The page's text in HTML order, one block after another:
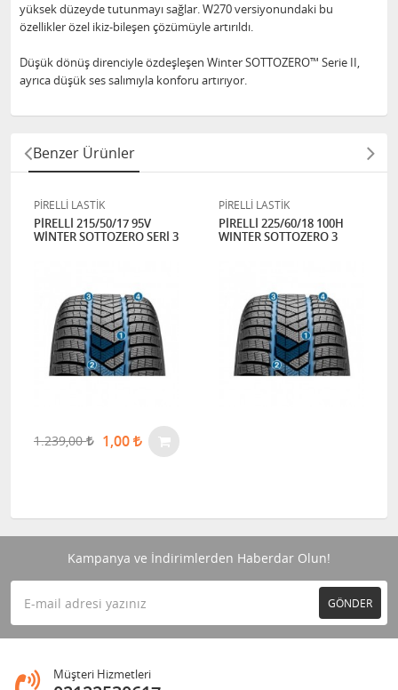
yüksek düzeyde tutunmayı sağlar. W270 versiyonundaki bu
özellikler özel ikiz-bileşen çözümüyle artırıldı.
Düşük dönüş direnciyle özdeşleşen Winter SOTTOZERO™ Serie II,
ayrıca düşük ses salımıyla konforu artırıyor.
Benzer Ürünler
PİRELLİ LASTİK
PİRELLİ 215/50/17 95V
WİNTER SOTTOZERO SERİ 3
1.239,00 1,00
PİRELLİ LASTİK
PİRELLİ 225/60/18 100H
WINTER SOTTOZERO 3
Kampanya ve İndirimlerden Haberdar Olun!
GÖNDER
Müşteri Hizmetleri